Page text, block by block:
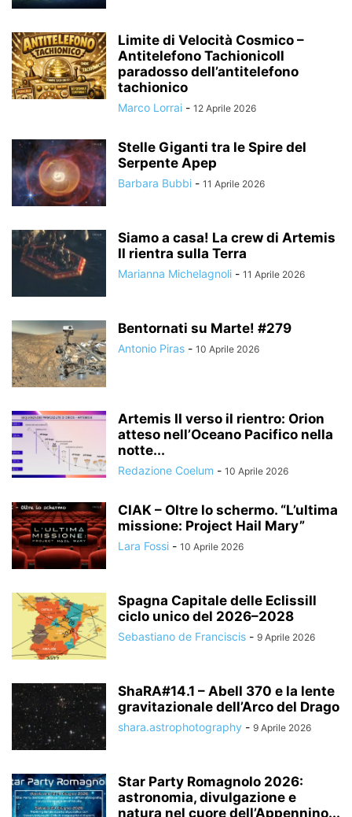
Limite di Velocità Cosmico –
Antitelefono TachionicoIl
paradosso dell’antitelefono
tachionico
Marco Lorrai - 12 Aprile 2026
Stelle Giganti tra le Spire del
Serpente Apep
Barbara Bubbi - 11 Aprile 2026
Siamo a casa! La crew di Artemis
II rientra sulla Terra
Marianna Michelagnoli - 11 Aprile 2026
Bentornati su Marte! #279
Antonio Piras - 10 Aprile 2026
Artemis II verso il rientro: Orion
atteso nell’Oceano Pacifico nella
notte...
Redazione Coelum - 10 Aprile 2026
CIAK – Oltre lo schermo. “L’ultima
missione: Project Hail Mary”
Lara Fossi - 10 Aprile 2026
Spagna Capitale delle EclissiIl
ciclo unico del 2026–2028
Sebastiano de Franciscis - 9 Aprile 2026
ShaRA#14.1 – Abell 370 e la lente
gravitazionale dell’Arco del Drago
shara.astrophotography - 9 Aprile 2026
Star Party Romagnolo 2026:
astronomia, divulgazione e
natura nel cuore dell’Appennino...